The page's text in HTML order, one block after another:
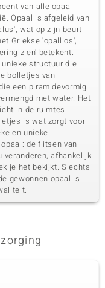
van alle opaal
Opaal is afgeleid van
wat op zijn beurt
Griekse 'opallios',
zien' betekent.
structuur die
bolletjes van
een piramidevormig
met water. Het
in de ruimtes
is wat zorgt voor
en unieke
de flitsen van
veranderen, afhankelijk
je het bekijkt. Slechts
gewonnen opaal is